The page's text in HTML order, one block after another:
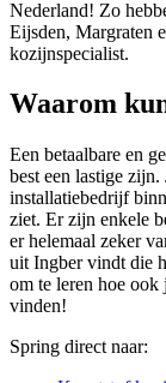
Nederland! Zo
Eijsden, Margraten
kozijnspecialist.
Waarom
Een betaalbare en
best een lastige
installatiebedrijf
ziet. Er zijn enkele
er helemaal zeker
uit Ingber vindt die
om te leren hoe
vinden!
Spring direct naar: